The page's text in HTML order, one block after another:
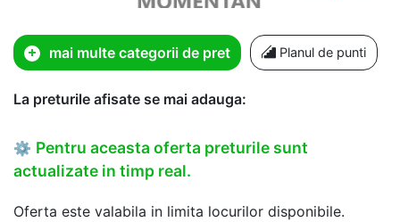
mai multe categorii de pret Planul de punti
La preturile afisate se mai adauga:
⚙ Pentru aceasta oferta preturile sunt
actualizate in timp real.
Oferta este valabila in limita locurilor disponibile.